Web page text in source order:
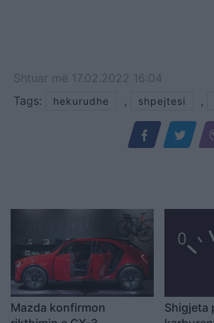
Shtuar më 17.02.2022 16:04
Tags:
hekurudhe , shpejtesi ,
Mazda konfirmon
Shigjeta